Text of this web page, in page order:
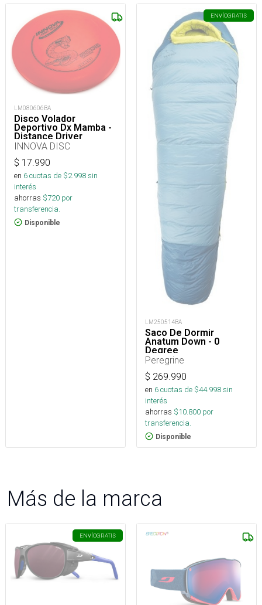
LM080606BA
Disco Volador
Deportivo Dx Mamba -
Distance Driver
INNOVA DISC
$ 17.990
en 6cuotas de $2.998sin
interés
ahorras $720 por
transferencia.
Disponible
ENVÍOGRATIS
LM250514BA
Saco De Dormir
Anatum Down - 0
Degree
Peregrine
$ 269.990
en 6cuotas de $44.998sin
interés
ahorras $10.800 por
transferencia.
Disponible
Más de la marca
ENVÍOGRATIS